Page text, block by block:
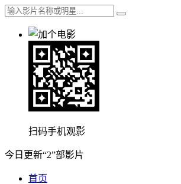
扫码手机观影
今日更新“2”部影片
首页